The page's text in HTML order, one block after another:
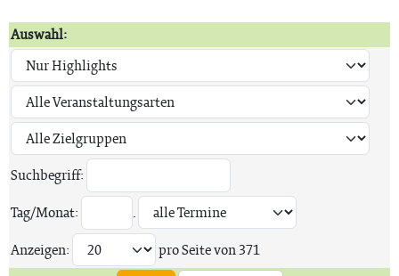
Auswahl:
Suchbegriff:
Tag/Monat:
.
Anzeigen:
pro Seite von371